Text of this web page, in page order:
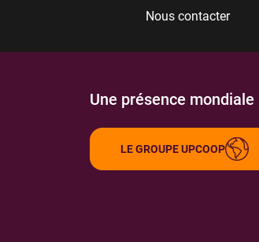
Nous contacter
Une présence mondiale
LE GROUPE UPCOOP